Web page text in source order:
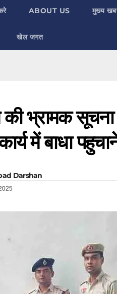
ABOUT US मुख्य
खेल जगत
की भ्रामक
में बाधा
Darshan